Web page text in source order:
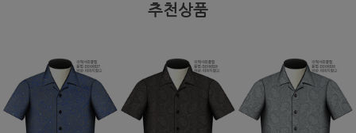
추천상품